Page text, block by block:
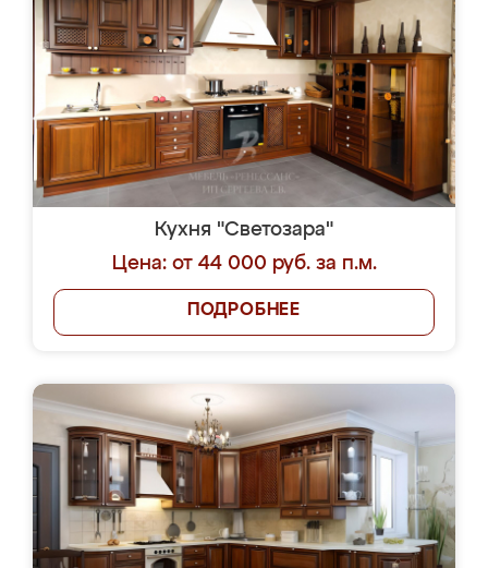
Кухня "Светозара"
Цена: от 44 000 руб. за п.м.
ПОДРОБНЕЕ